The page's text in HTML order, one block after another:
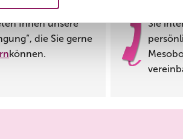
Ihnen unsere
die Sie gerne
können.
Sie